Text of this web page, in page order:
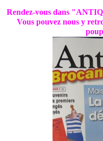
Rendez-vous dans
Vous pouvez nous y